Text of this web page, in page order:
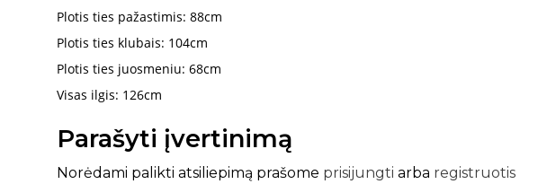
Plotis ties pažastimis: 88cm
Plotis ties klubais: 104cm
Plotis ties juosmeniu: 68cm
Visas ilgis: 126cm
Parašyti įvertinimą
Norėdami palikti atsiliepimą prašome prisijungti arba registruotis